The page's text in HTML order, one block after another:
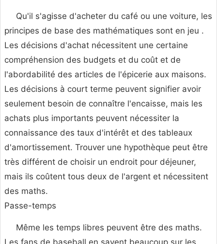
Qu'il s'agisse d'acheter du café ou une voiture, les
principes de base des mathématiques sont en jeu .
Les décisions d'achat nécessitent une certaine
compréhension des budgets et du coût et de
l'abordabilité des articles de l'épicerie aux maisons.
Les décisions à court terme peuvent signifier avoir
seulement besoin de connaître l'encaisse, mais les
achats plus importants peuvent nécessiter la
connaissance des taux d'intérêt et des tableaux
d'amortissement. Trouver une hypothèque peut être
très différent de choisir un endroit pour déjeuner,
mais ils coûtent tous deux de l'argent et nécessitent
des maths.
Passe-temps
Même les temps libres peuvent être des maths.